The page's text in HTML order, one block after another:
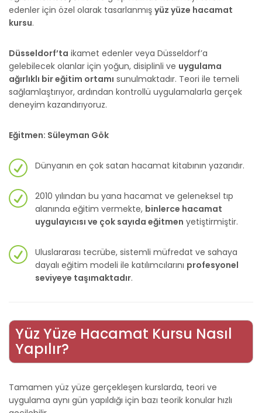
edenler için özel olarak tasarlanmış yüz yüze hacamat
kursu.
Düsseldorf’ta ikamet edenler veya Düsseldorf’a
gelebilecek olanlar için yoğun, disiplinli ve uygulama
ağırlıklı bir eğitim ortamı sunulmaktadır. Teori ile temeli
sağlamlaştırıyor, ardından kontrollü uygulamalarla gerçek
deneyim kazandırıyoruz.
Eğitmen: Süleyman Gök
Dünyanın en çok satan hacamat kitabının yazarıdır.
2010 yılından bu yana hacamat ve geleneksel tıp
alanında eğitim vermekte, binlerce hacamat
uygulayıcısı ve çok sayıda eğitmen yetiştirmiştir.
Uluslararası tecrübe, sistemli müfredat ve sahaya
dayalı eğitim modeli ile katılımcılarını profesyonel
seviyeye taşımaktadır.
Yüz Yüze Hacamat Kursu Nasıl
Yapılır?
Tamamen yüz yüze gerçekleşen kurslarda, teori ve
uygulama aynı gün yapıldığı için bazı teorik konular hızlı